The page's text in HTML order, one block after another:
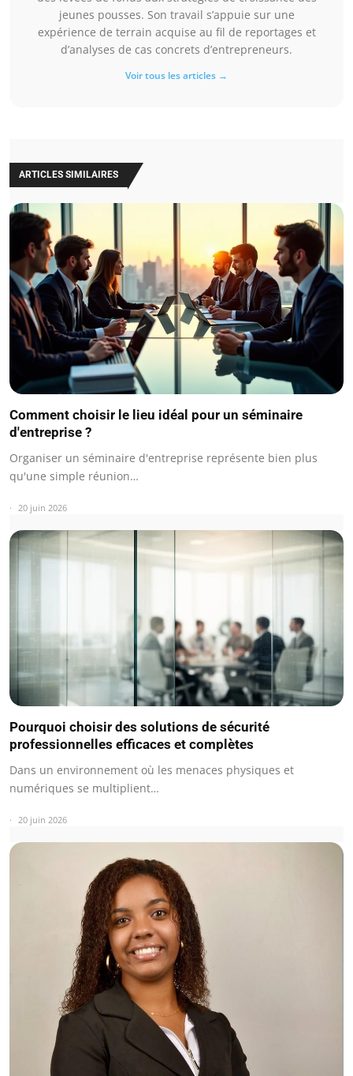
jeunes pousses. Son travail s’appuie sur une
expérience de terrain acquise au fil de reportages et
d’analyses de cas concrets d’entrepreneurs.
Voir tous les articles →
ARTICLES SIMILAIRES
Comment choisir le lieu idéal pour un séminaire
d'entreprise ?
Organiser un séminaire d'entreprise représente bien plus
qu'une simple réunion…
20 juin 2026
Pourquoi choisir des solutions de sécurité
professionnelles efficaces et complètes
Dans un environnement où les menaces physiques et
numériques se multiplient…
20 juin 2026